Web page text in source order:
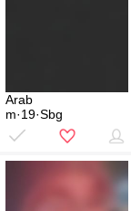
Arab
m·19·Sbg